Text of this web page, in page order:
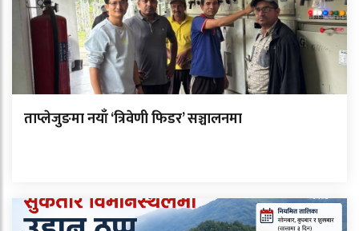
ताप्लेजुङमा नयाँ ‘त्रिवेणी फिडर’ सञ्चालनमा